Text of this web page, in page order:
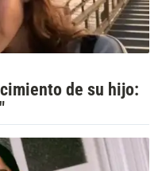
de su hijo: